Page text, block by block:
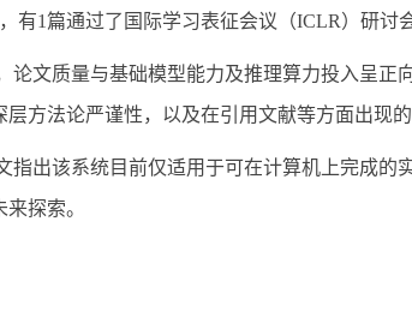
有1篇通过了国际学习表征会议（ICLR）研讨
论文质量与基础模型能力及推理算力投入呈正
层方法论严谨性，以及在引用文献等方面出现的
指出该系统目前仅适用于可在计算机上完成
探索。